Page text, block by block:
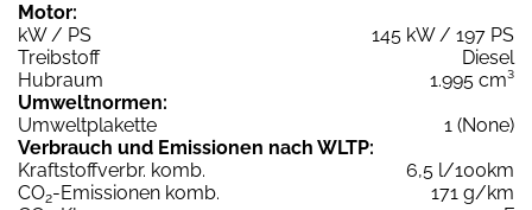
Motor:
kW / PS
145 kW / 197 PS
Treibstoff
Diesel
Hubraum
1.995 cm³
Umweltnormen:
Umweltplakette
1 (None)
Verbrauch und Emissionen nach WLTP:
Kraftstoffverbr. komb.
6,5 l/100km
CO2-Emissionen komb.
171 g/km